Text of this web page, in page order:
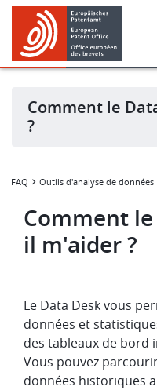
Skip
main
content
Skip
footer
Comment le
?
FAQ Outils d'analyse de données
Comment
il m'aider ?
Le Data Desk vous
données et
des tableaux de bord
Vous pouvez
données historiques